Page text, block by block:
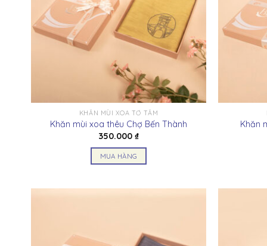
Các
tùy
chọn
được
chọn
trên
trang
sản
phẩm
KHĂN MÙI XOA TƠ TẰM
Khăn mùi xoa thêu Chợ Bến Thành
350.000₫
MUA HÀNG
Khăn